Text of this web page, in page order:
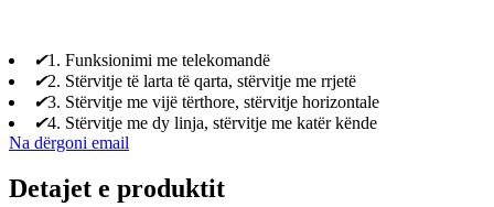
✔1. Funksionimi me telekomandë
✔2. Stërvitje të larta të qarta, stërvitje me rrjetë
✔3. Stërvitje me vijë tërthore, stërvitje horizontale
✔4. Stërvitje me dy linja, stërvitje me katër kënde
Na dërgoni email
Detajet e produktit